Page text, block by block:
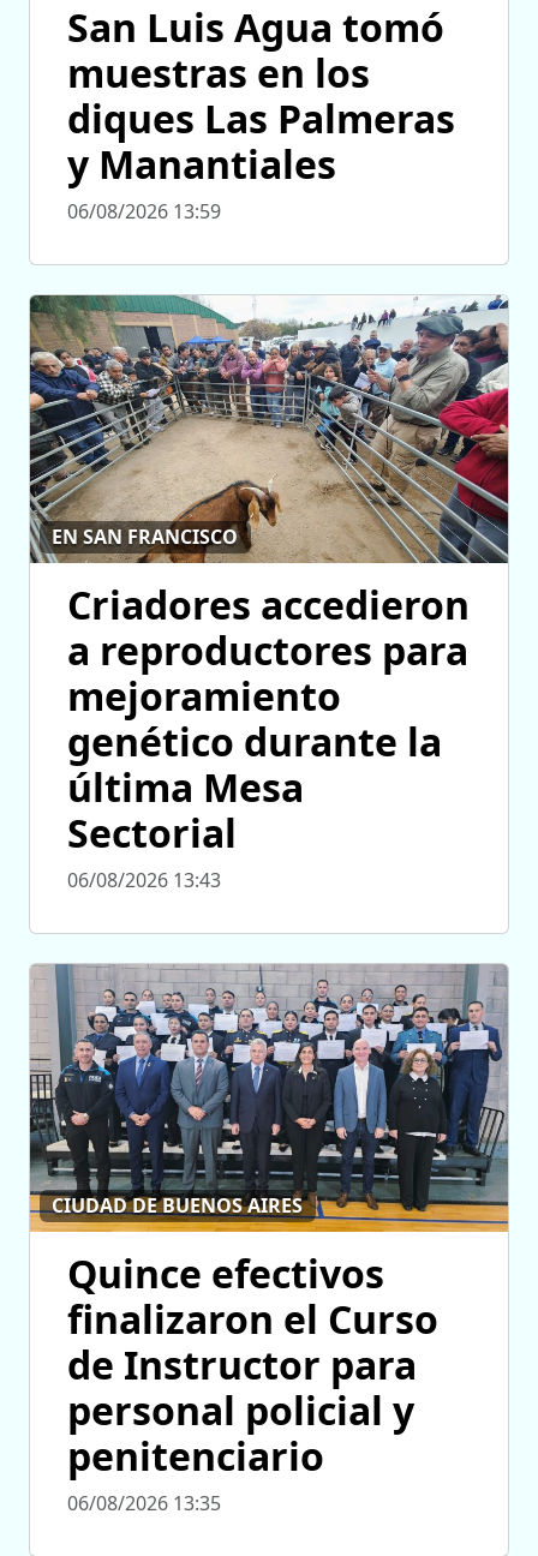
San Luis Agua tomó
muestras en los
diques Las Palmeras
y Manantiales
06/08/2026 13:59
EN SAN FRANCISCO
Criadores accedieron
a reproductores para
mejoramiento
genético durante la
última Mesa
Sectorial
06/08/2026 13:43
CIUDAD DE BUENOS AIRES
Quince efectivos
finalizaron el Curso
de Instructor para
personal policial y
penitenciario
06/08/2026 13:35